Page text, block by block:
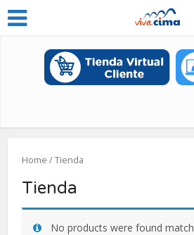
Home / Tienda
Tienda
No products were found